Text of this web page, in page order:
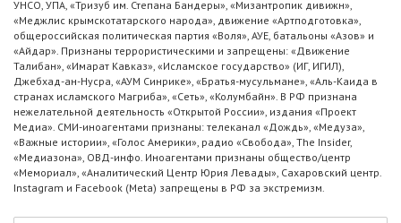
УНСО, УПА, «Тризуб им. Степана Бандеры», «Мизантропик дивижн»,
«Меджлис крымскотатарского народа», движение «Артподготовка»,
общероссийская политическая партия «Воля», АУЕ, батальоны «Азов» и
«Айдар». Признаны террористическими и запрещены: «Движение
Талибан», «Имарат Кавказ», «Исламское государство» (ИГ, ИГИЛ),
Джебхад-ан-Нусра, «АУМ Синрике», «Братья-мусульмане», «Аль-Каида в
странах исламского Магриба», «Сеть», «Колумбайн». В РФ признана
нежелательной деятельность «Открытой России», издания «Проект
Медиа». СМИ-иноагентами признаны: телеканал «Дождь», «Медуза»,
«Важные истории», «Голос Америки», радио «Свобода», The Insider,
«Медиазона», ОВД-инфо. Иноагентами признаны общество/центр
«Мемориал», «Аналитический Центр Юрия Левады», Сахаровский центр.
Instagram и Facebook (Metа) запрещены в РФ за экстремизм.